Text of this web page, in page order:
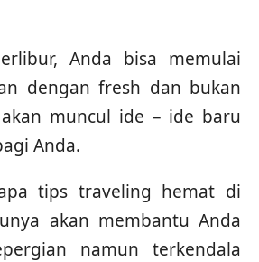
Anda bisa memulai
dengan fresh dan bukan
muncul ide – ide baru
Anda.
tips traveling hemat di
akan membantu Anda
namun terkendala